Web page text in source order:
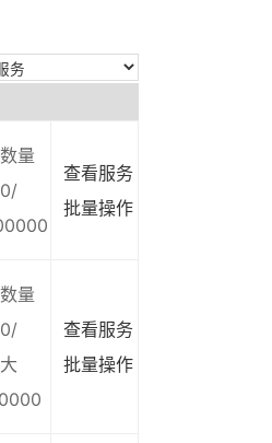
量
查看服务
批量操作
量
查看服务
批量操作